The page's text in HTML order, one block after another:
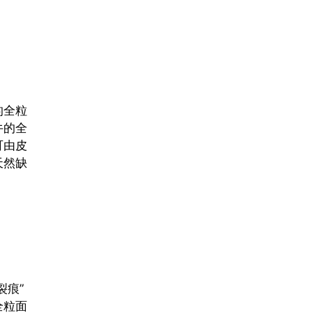
全粒
的全
由皮
然缺
痕”
粒面